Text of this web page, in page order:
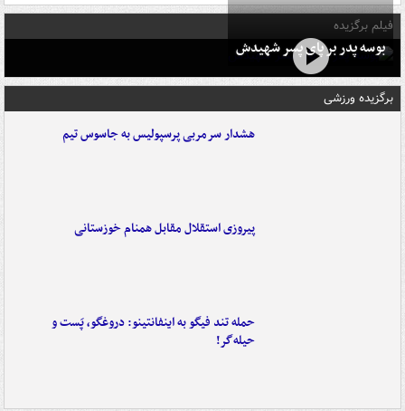
فیلم برگزیده
بوسه‌ پدر بر پای پسر شهیدش
برگزیده ورزشی
هشدار سرمربی پرسپولیس به جاسوس تیم
پیروزی استقلال مقابل همنام خوزستانی
حمله تند فیگو به اینفانتینو: دروغگو، پَست‌ و
حیله‌گر!